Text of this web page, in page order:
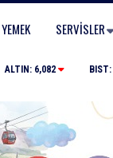
YEMEK SERVISLER
ALTIN: 6,082 BIST: